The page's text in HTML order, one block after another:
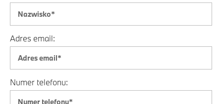
Adres email:
Numer telefonu: